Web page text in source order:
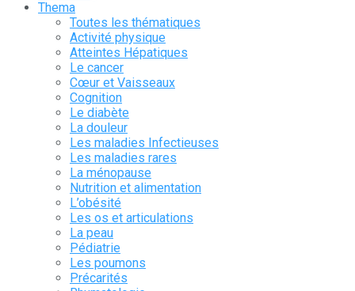
Thema
Toutes les thématiques
Activité physique
Atteintes Hépatiques
Le cancer
Cœur et Vaisseaux
Cognition
Le diabète
La douleur
Les maladies Infectieuses
Les maladies rares
La ménopause
Nutrition et alimentation
L’obésité
Les os et articulations
La peau
Pédiatrie
Les poumons
Précarités